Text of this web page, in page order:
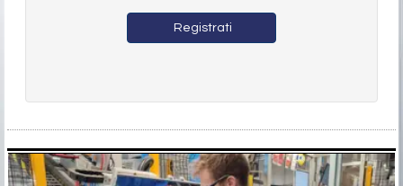
Registrati